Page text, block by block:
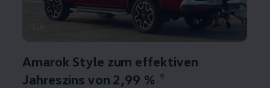
1 4
Amarok Style zum effektiven
Jahreszins von 2,99 %
9